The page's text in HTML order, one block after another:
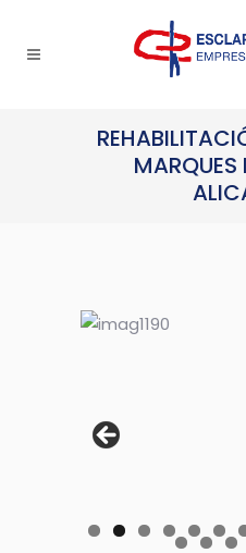
MARQUES